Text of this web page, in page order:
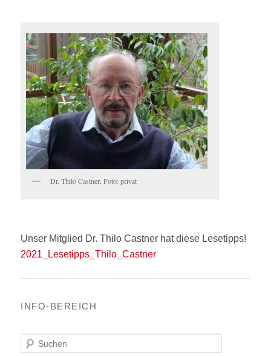
Dr. Thilo Castner, Foto: privat
Unser Mitglied Dr. Thilo Castner hat diese Lesetipps!
2021_Lesetipps_Thilo_Castner
INFO-BEREICH
u